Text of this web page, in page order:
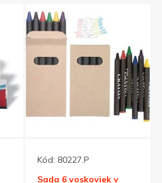
Kód: 80227.P
Sada 6 voskoviek v